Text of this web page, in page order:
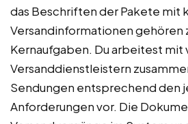
das Beschriften der Pakete mit
Versandinformationen gehören
Kernaufgaben. Du arbeitest mit
Versanddienstleistern
Sendungen entsprechend den
Anforderungen vor. Die